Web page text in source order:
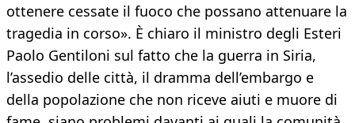
ottenere cessate il fuoco che possano attenuare la
tragedia in corso». È chiaro il ministro degli Esteri
Paolo Gentiloni sul fatto che la guerra in Siria,
l’assedio delle città, il dramma dell’embargo e
della popolazione che non riceve aiuti e muore di